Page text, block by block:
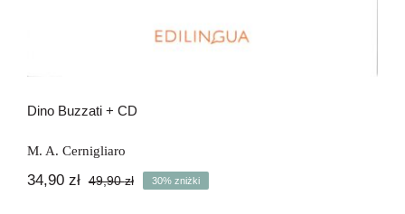
Dino Buzzati + CD
M. A. Cernigliaro
49,90złPierwotna
34,90 zł
Aktualna
30% zniżki